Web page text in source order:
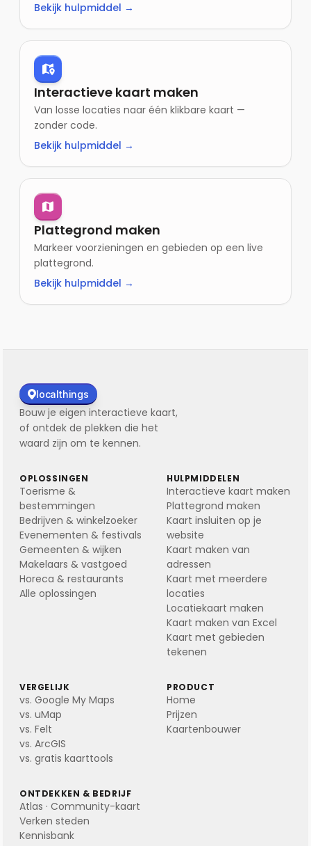
Bekijk hulpmiddel →
Interactieve kaart maken
Van losse locaties naar één klikbare kaart —
zonder code.
Bekijk hulpmiddel →
Plattegrond maken
Markeer voorzieningen en gebieden op een live
plattegrond.
Bekijk hulpmiddel →
localthings
Bouw je eigen interactieve kaart,
of ontdek de plekken die het
waard zijn om te kennen.
OPLOSSINGEN
Toerisme &
bestemmingen
Bedrijven & winkelzoeker
Evenementen & festivals
Gemeenten & wijken
Makelaars & vastgoed
Horeca & restaurants
Alle oplossingen
HULPMIDDELEN
Interactieve kaart maken
Plattegrond maken
Kaart insluiten op je
website
Kaart maken van
adressen
Kaart met meerdere
locaties
Locatiekaart maken
Kaart maken van Excel
Kaart met gebieden
tekenen
VERGELIJK
vs. Google My Maps
vs. uMap
vs. Felt
vs. ArcGIS
vs. gratis kaarttools
PRODUCT
Home
Prijzen
Kaartenbouwer
ONTDEKKEN & BEDRIJF
Atlas · Community-kaart
Verken steden
Kennisbank